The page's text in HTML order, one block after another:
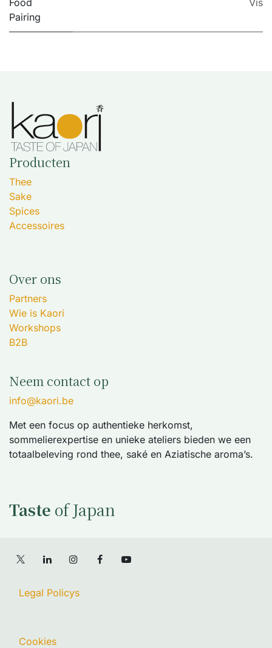
Food
Pairing
Vis
Producten
Thee
Sake
Spices
Accessoires
Over ons
Partners
Wie is Kaori
Workshops
B2B
Neem contact op
info@kaori.be
Met een focus op authentieke herkomst,
sommelierexpertise en unieke ateliers bieden we een
totaalbeleving rond thee, saké en Aziatische aroma’s.
Taste of Japan
Legal Policys
Cookies